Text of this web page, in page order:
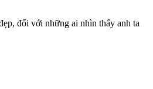
đối với những ai nhìn thấy anh ta